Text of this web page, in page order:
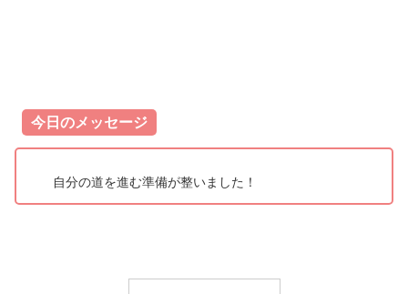
今日のメッセージ
自分の道を進む準備が整いました！